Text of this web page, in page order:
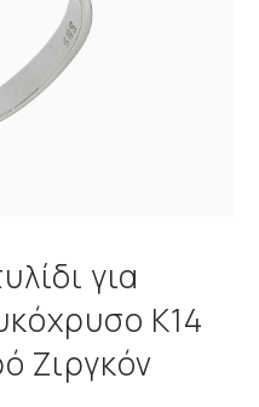
για
Κ14
Ζιργκόν